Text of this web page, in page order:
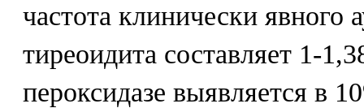
частота клинически явного
тиреоидита составляет 1-
пероксидазе выявляется в